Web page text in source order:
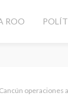
ROO
operaciones